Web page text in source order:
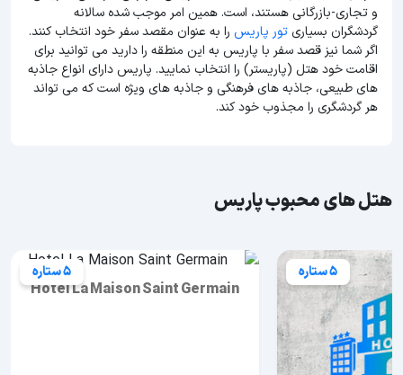
و تجاری-بازرگانی هستند، است. همین امر موجب شده سالانه
گردشگران بسیاریتور پاریس را به عنوان مقصد سفر خود انتخاب کنند.
اگر شما نیز قصد سفر با پاریس به این منطقه را دارید می توانید برای
اقامت خود هتل (پاریستر) را انتخاب نمایید. پاریس دارای انواع جاذبه
های طبیعی، جاذبه های فرهنگی و جاذبه های ویژه است که می تواند
هر گردشگری را مجذوب خود کند.
هتل های محبوب پاریس
5 ستاره 5 ستاره
Hotel La Maison Saint Germain